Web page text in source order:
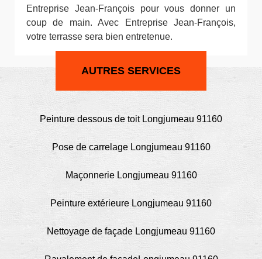
Entreprise Jean-François pour vous donner un
coup de main. Avec Entreprise Jean-François,
votre terrasse sera bien entretenue.
AUTRES SERVICES
Peinture dessous de toit Longjumeau 91160
Pose de carrelage Longjumeau 91160
Maçonnerie Longjumeau 91160
Peinture extérieure Longjumeau 91160
Nettoyage de façade Longjumeau 91160